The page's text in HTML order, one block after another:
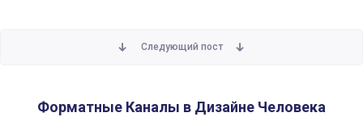
Следующий пост
Форматные Каналы в Дизайне Человека